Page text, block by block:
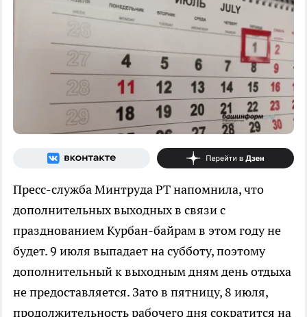
Пресс-служба Минтруда РТ напомнила, что
дополнительных выходных в связи с
празднованием Курбан-байрам в этом году не
будет. 9 июля выпадает на субботу, поэтому
дополнительный к выходным дням день отдыха
не предоставляется. Зато в пятницу, 8 июля,
продолжительность рабочего дня сократится на